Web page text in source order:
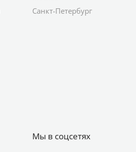
Санкт-Петербург
Мы в соцсетях